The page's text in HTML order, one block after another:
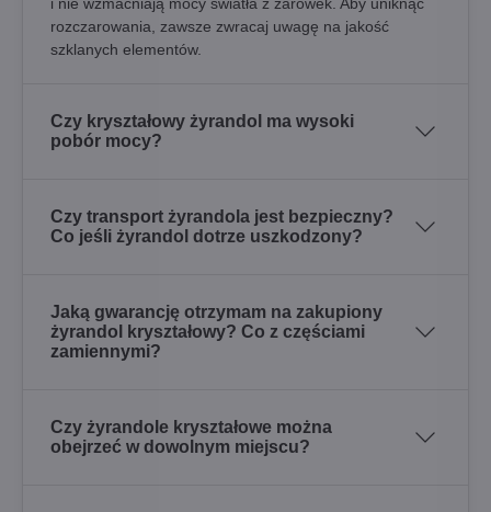
rozczarowania, zawsze zwracaj uwagę na jakość
szklanych elementów.
Czy kryształowy żyrandol ma wysoki
pobór mocy?
Czy transport żyrandola jest bezpieczny?
Co jeśli żyrandol dotrze uszkodzony?
Jaką gwarancję otrzymam na zakupiony
żyrandol kryształowy? Co z częściami
zamiennymi?
Czy żyrandole kryształowe można
obejrzeć w dowolnym miejscu?